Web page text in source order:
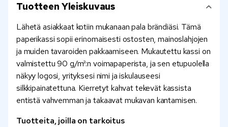
Tuotteen Yleiskuvaus
Lähetä asiakkaat kotiin mukanaan pala brändiäsi. Tämä
paperikassi sopii erinomaisesti ostosten, mainoslahjojen
ja muiden tavaroiden pakkaamiseen. Mukautettu kassi on
valmistettu 90 g/m²:n voimapaperista, ja sen etupuolella
näkyy logosi, yrityksesi nimi ja iskulauseesi
silkkipainatettuna. Kierretyt kahvat tekevät kassista
entistä vahvemman ja takaavat mukavan kantamisen.
Tuotteita, joilla on tarkoitus